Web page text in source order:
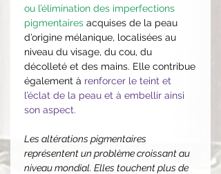
ou l’élimination des imperfections
pigmentaires acquises de la peau
d’origine mélanique, localisées au
niveau du visage, du cou, du
décolleté et des mains. Elle contribue
également à renforcer le teint et
l’éclat de la peau et à embellir ainsi
son aspect.
Les altérations pigmentaires
représentent un problème croissant au
niveau mondial. Elles touchent plus de